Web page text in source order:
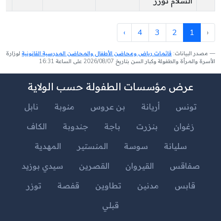
‹
1
2
3
4
›
مصدر البيانات: قائمات رياض ومحاضن الأطفال والمحاضن المدرسية القانونية لوزارة
الأسرة والمرأة والطفولة وكبار السن بتاريخ 2026/08/07 على الساعة 16:31
عرض مؤسسات الطفولة حسب الولاية
تونس أريانة بن عروس منوبة
نابل
زغوان
بنزرت باجة جندوبة
الكاف
سليانة
سوسة المنستير
المهدية
صفاقس
القيروان القصرين
سيدي بوزيد
قابس
مدنين تطاوين قفصة
توزر
قبلي